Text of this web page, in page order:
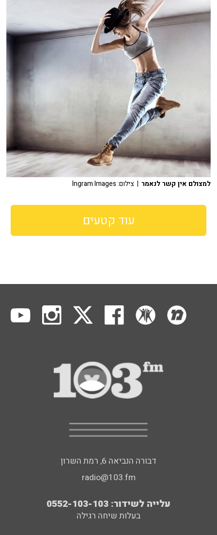
למצולם אין קשר לנאמר | צילום: Ingram Images
עוד קטעים
דבורה הנביאה 6, רמת השרון
radio@103.fm
עלייה לשידור: 0552-103-103
בעלות שיחה רגילה